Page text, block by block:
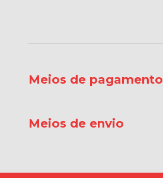
Meios de pagamento
Meios de envio